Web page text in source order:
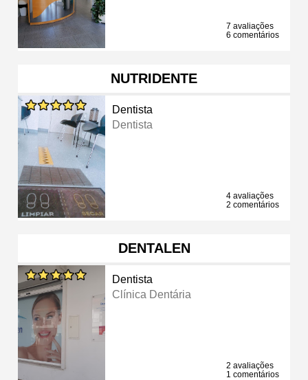
7 avaliações
6 comentários
NUTRIDENTE
Dentista
Dentista
4 avaliações
2 comentários
DENTALEN
Dentista
Clínica Dentária
2 avaliações
1 comentários